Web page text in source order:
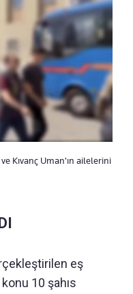
Kıvanç Uman'ın ailelerini
eş
10 şahıs